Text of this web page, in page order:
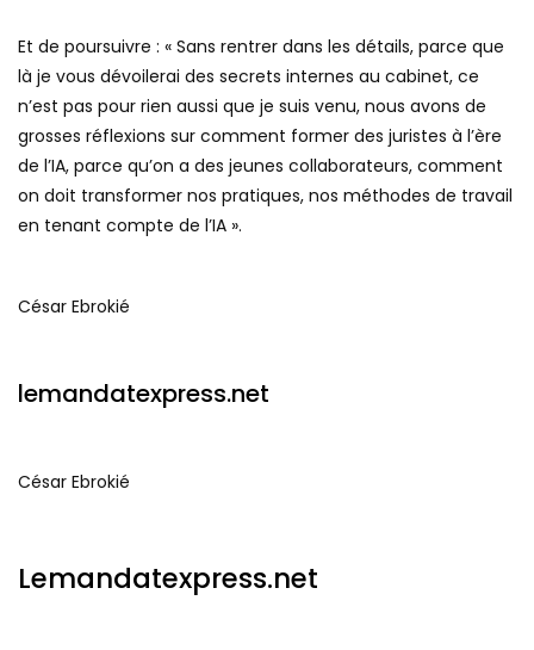
Et de poursuivre : « Sans rentrer dans les détails, parce que
là je vous dévoilerai des secrets internes au cabinet, ce
n’est pas pour rien aussi que je suis venu, nous avons de
grosses réflexions sur comment former des juristes à l’ère
de l’IA, parce qu’on a des jeunes collaborateurs, comment
on doit transformer nos pratiques, nos méthodes de travail
en tenant compte de l’IA ».
César Ebrokié
lemandatexpress.net
César Ebrokié
Lemandatexpress.net